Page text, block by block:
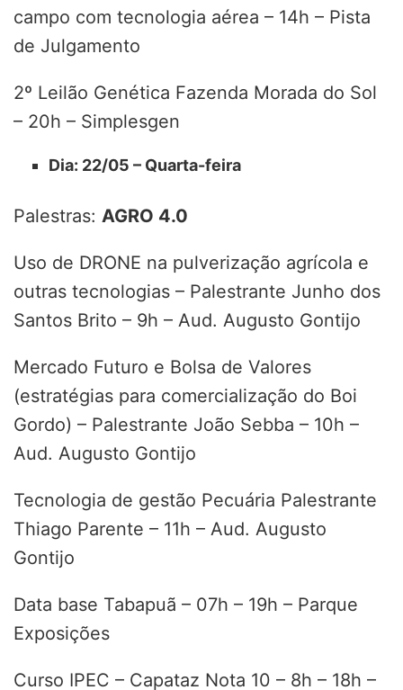
campo com tecnologia aérea – 14h – Pista
de Julgamento
2º Leilão Genética Fazenda Morada do Sol
– 20h – Simplesgen
Dia: 22/05 – Quarta-feira
Palestras: AGRO 4.0
Uso de DRONE na pulverização agrícola e
outras tecnologias – Palestrante Junho dos
Santos Brito – 9h – Aud. Augusto Gontijo
Mercado Futuro e Bolsa de Valores
(estratégias para comercialização do Boi
Gordo) – Palestrante João Sebba – 10h –
Aud. Augusto Gontijo
Tecnologia de gestão Pecuária Palestrante
Thiago Parente – 11h – Aud. Augusto
Gontijo
Data base Tabapuã – 07h – 19h – Parque
Exposições
Curso IPEC – Capataz Nota 10 – 8h – 18h –